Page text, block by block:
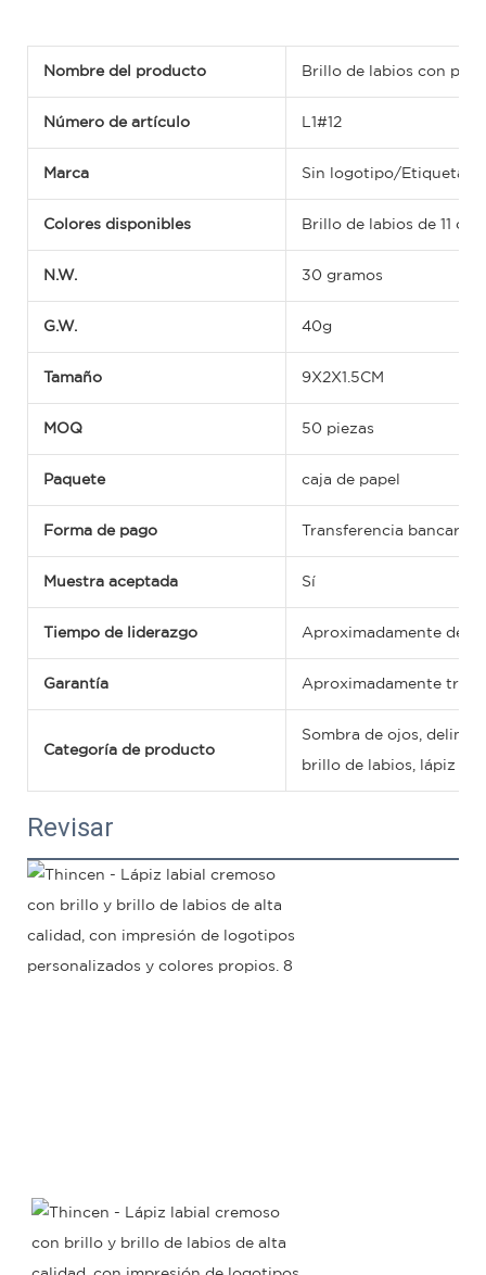
Nombre del producto Brillo de labios con
Número de artículo L1#12
Marca Sin logotipo/Etiqueta
Colores disponibles Brillo de labios de 11
N.W. 30 gramos
G.W. 40g
Tamaño 9X2X1.5CM
MOQ 50 piezas
Paquete caja de papel
Forma de pago Transferencia bancaria,
Muestra aceptada Sí
Tiempo de liderazgo Aproximadamente de 5
Garantía Aproximadamente tres
Categoría de producto
Sombra de ojos,
brillo de labios, lápiz de
Revisar